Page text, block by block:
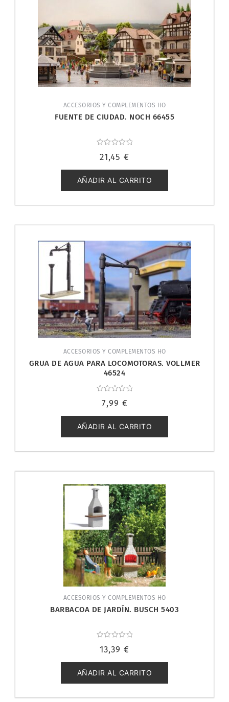
ACCESORIOS Y COMPLEMENTOS HO
FUENTE DE CIUDAD. NOCH 66455
con
de
5
21,45 €
AÑADIR AL CARRITO
ACCESORIOS Y COMPLEMENTOS HO
GRUA DE AGUA PARA LOCOMOTORAS. VOLLMER
46524
con
de
5
7,99 €
AÑADIR AL CARRITO
ACCESORIOS Y COMPLEMENTOS HO
BARBACOA DE JARDÍN. BUSCH 5403
con
de
5
13,39 €
AÑADIR AL CARRITO